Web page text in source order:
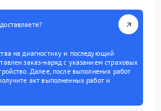
на диагностику и последующий
заказ-наряд с указанием страховых
Далее, после выполнения работ
акт выполненных работ и